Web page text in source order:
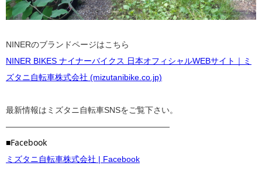
NINERのブランドページはこちら
NINER BIKES ナイナーバイクス 日本オフィシャルWEBサイト｜ミ
ズタニ自転車株式会社 (mizutanibike.co.jp)
最新情報はミズタニ自転車SNSをご覧下さい。
————————————————————
■Facebook
ミズタニ自転車株式会社 | Facebook